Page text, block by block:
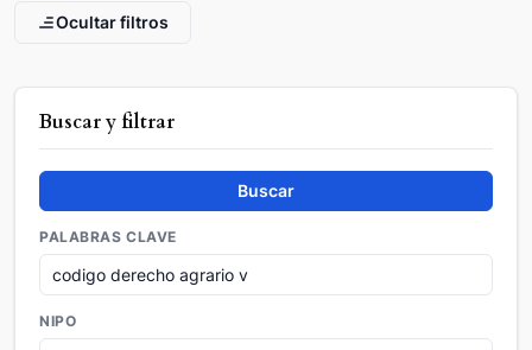
Ocultar filtros
Buscar y filtrar
Buscar
PALABRAS CLAVE
NIPO